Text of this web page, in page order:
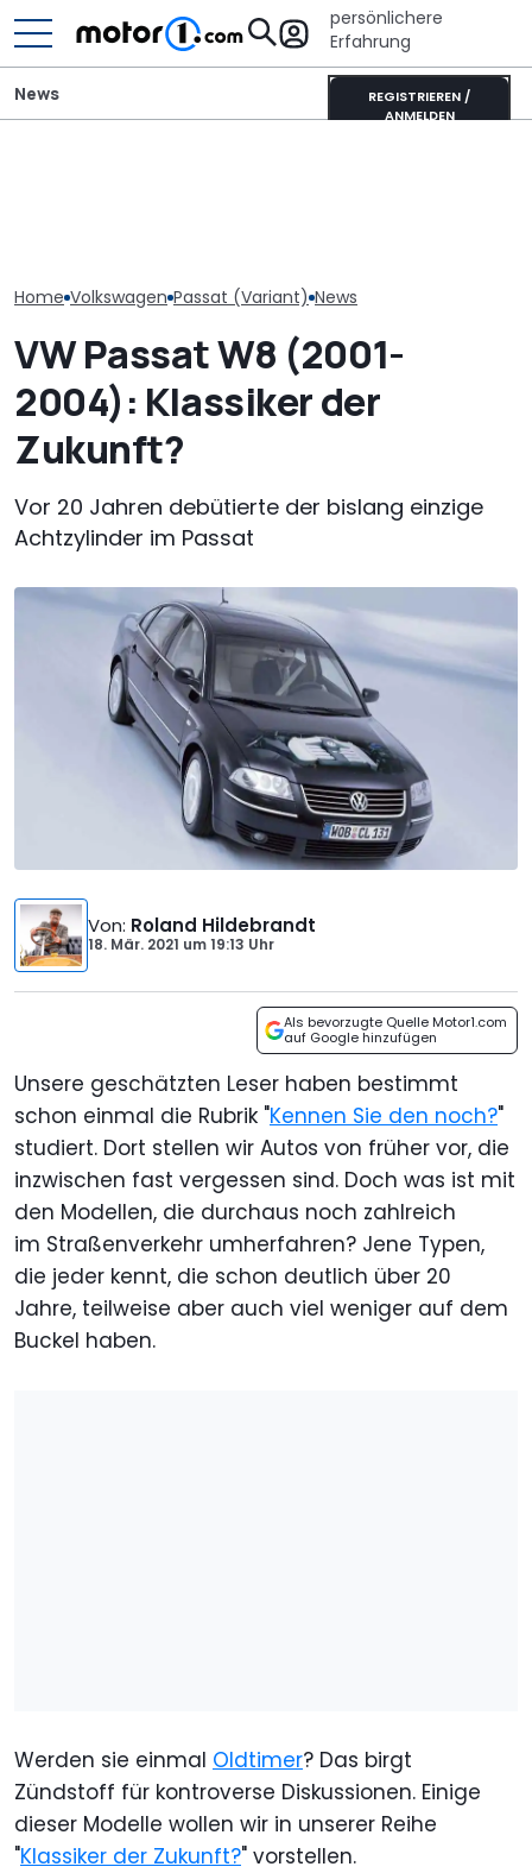
persönlichere
Erfahrung
REGISTRIEREN /
ANMELDEN
News
Home Volkswagen Passat (Variant) News
VW Passat W8 (2001-
2004): Klassiker der
Zukunft?
Vor 20 Jahren debütierte der bislang einzige
Achtzylinder im Passat
Von: Roland Hildebrandt
18. Mär. 2021 um19:13 Uhr
Als bevorzugte Quelle Motor1.com
auf Google hinzufügen
Unsere geschätzten Leser haben bestimmt
schon einmal die Rubrik "Kennen Sie den noch?"
studiert. Dort stellen wir Autos von früher vor, die
inzwischen fast vergessen sind. Doch was ist mit
den Modellen, die durchaus noch zahlreich
im Straßenverkehr umherfahren? Jene Typen,
die jeder kennt, die schon deutlich über 20
Jahre, teilweise aber auch viel weniger auf dem
Buckel haben.
Werden sie einmal Oldtimer? Das birgt
Zündstoff für kontroverse Diskussionen. Einige
dieser Modelle wollen wir in unserer Reihe
"Klassiker der Zukunft?" vorstellen.